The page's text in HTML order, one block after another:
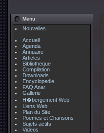
Menu
Nouvelles
Accueil
Agenda
Annuaire
Articles
Bibliotheque
Compilation
Downloads
Encyclopedie
FAQ Anar
Gallerie
H�bergement Web
Liens Web
Plan du Site
Poemes et Chansons
Sujets actifs
Videos